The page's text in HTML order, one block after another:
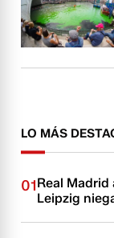
LO MÁS
01Real Madrid
Leipzig